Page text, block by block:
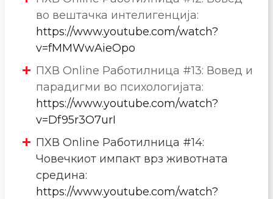
во вештачка интелигенција:
https://www.youtube.com/watch?
v=fMMWwAieOpo
ПХВ Online Работилница #13: Вовед и
парадигми во психологијата:
https://www.youtube.com/watch?
v=Df95r3O7urI
ПХВ Online Работилница #14:
Човечкиот импакт врз животната
средина:
https://www.youtube.com/watch?